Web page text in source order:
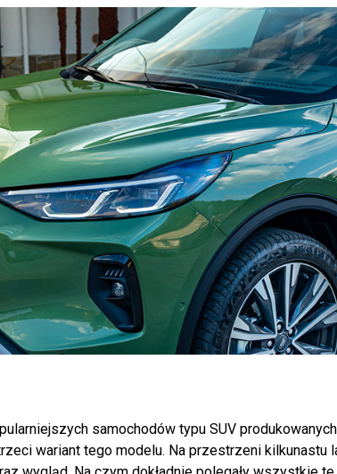
samochodów typu SUV
wariant tego modelu. Na przestrzeni kilkunastu